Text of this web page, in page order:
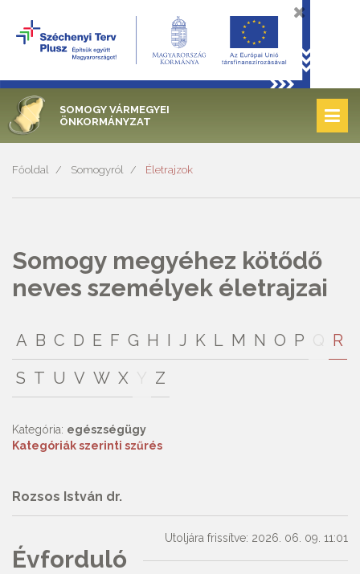
SOMOGY VÁRMEGYEI
ÖNKORMÁNYZAT
Főoldal Somogyról Életrajzok
Somogy megyéhez kötődő
neves személyek életrajzai
A B C D E F G H I J K L M N O P
R
S T U V W X Z
Kategória: egészségügy
Kategóriák szerinti szűrés
Rozsos István dr.
Utoljára frissítve: 2026. 06. 09. 11:01
Évforduló